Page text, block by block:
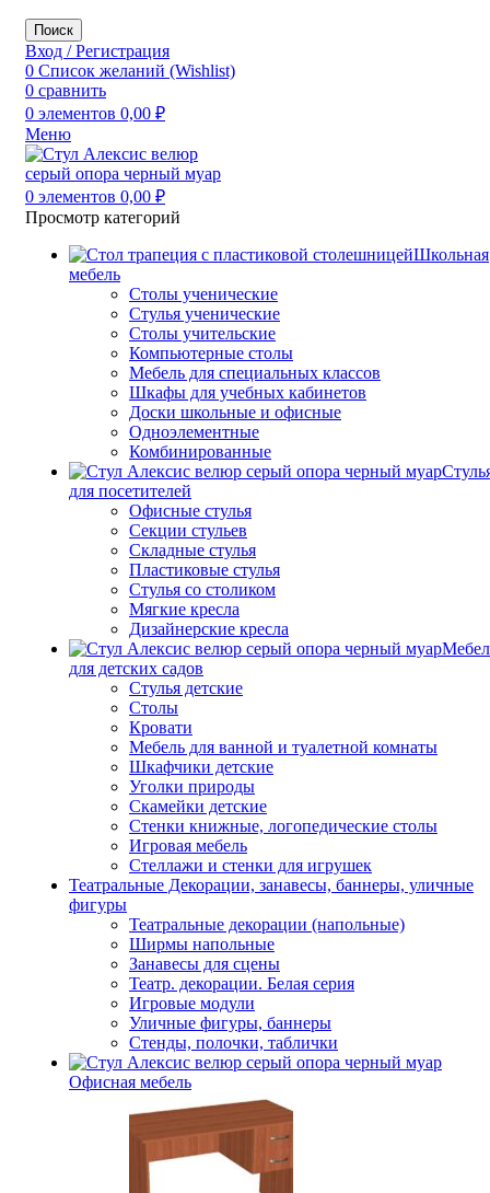
Поиск
Вход / Регистрация
0 Список желаний (Wishlist)
0 сравнить
0 элементов 0,00 ₽
Меню
0 элементов 0,00 ₽
Просмотр категорий
Школьная
мебель
Столы ученические
Стулья ученические
Столы учительские
Компьютерные столы
Мебель для специальных классов
Шкафы для учебных кабинетов
Доски школьные и офисные
Одноэлементные
Комбинированные
для посетителей
Офисные стулья
Секции стульев
Складные стулья
Пластиковые стулья
Стулья со столиком
Мягкие кресла
Дизайнерские кресла
для детских садов
Стулья детские
Столы
Кровати
Мебель для ванной и туалетной комнаты
Шкафчики детские
Уголки природы
Скамейки детские
Стенки книжные, логопедические столы
Игровая мебель
Стеллажи и стенки для игрушек
Театральные Декорации, занавесы, баннеры, уличные
фигуры
Театральные декорации (напольные)
Ширмы напольные
Занавесы для сцены
Театр. декорации. Белая серия
Игровые модули
Уличные фигуры, баннеры
Стенды, полочки, таблички
Офисная мебель